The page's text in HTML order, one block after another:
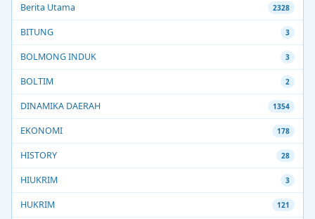
Berita Utama 2328
BITUNG 3
BOLMONG INDUK 3
BOLTIM 2
DINAMIKA DAERAH 1354
EKONOMI 178
HISTORY 28
HIUKRIM 3
HUKRIM 121